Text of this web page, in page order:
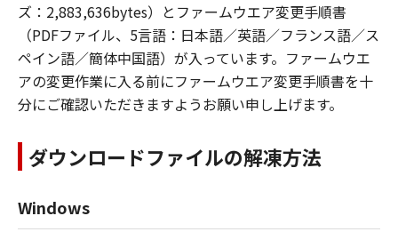
ズ：2,883,636bytes）とファームウエア変更手順書
（PDFファイル、5言語：日本語／英語／フランス語／ス
ペイン語／簡体中国語）が入っています。ファームウエ
アの変更作業に入る前にファームウエア変更手順書を十
分にご確認いただきますようお願い申し上げます。
ダウンロードファイルの解凍方法
Windows